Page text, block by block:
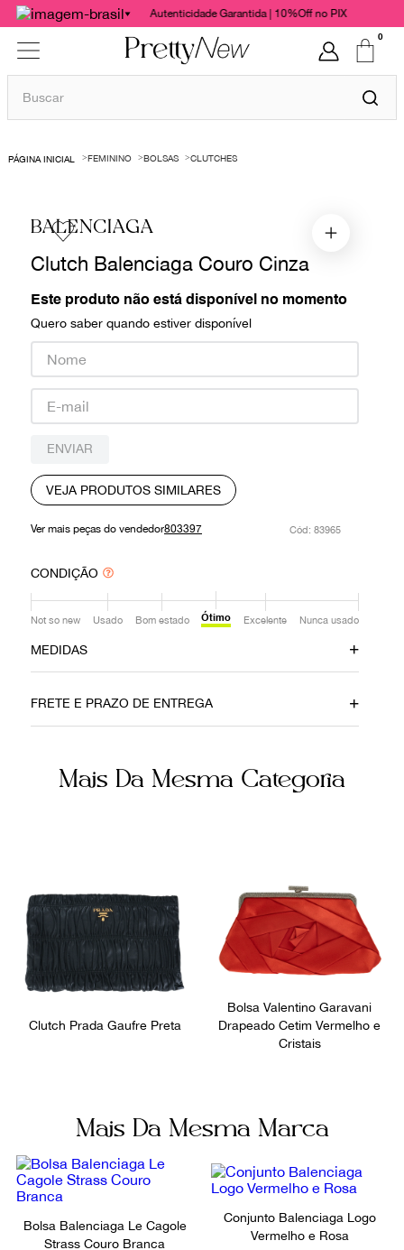
Autenticidade Garantida | 10%Off no PIX
0
Buscar
FEMININO BOLSAS CLUTCHES
BALENCIAGA
Clutch Balenciaga Couro Cinza
Este produto não está disponível no momento
Quero saber quando estiver disponível
ENVIAR
VEJA PRODUTOS SIMILARES
Ver mais peças do vendedor803397 : 83965
CONDIÇÃO
Not so new Usado Bom estado Ótimo Excelente Nunca usado
MEDIDAS
23cm 2,5cm
Ainda com dúvidas sobre as medidas? Fale com a nossa
FRETE E PRAZO DE ENTREGA
Mais Da Mesma Categoria
Clutch Prada Gaufre Preta
Bolsa Valentino Garavani
Drapeado Cetim Vermelho e
Cristais
Mais Da Mesma Marca
Bolsa Balenciaga Le Cagole
Strass Couro Branca
Conjunto Balenciaga Logo
Vermelho e Rosa
1º
bolsas
chanel
vestido
gucci
valentino
paula raia
burberry
prada
louis vuitton